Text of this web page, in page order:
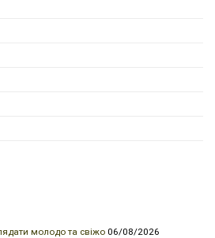
молодо та свіжо 06/08/2026